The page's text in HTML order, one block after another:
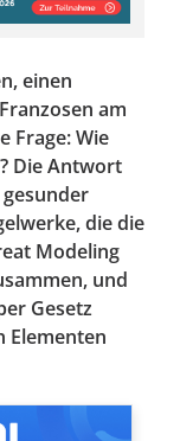
einen
am
Frage: Wie
Die Antwort
die die
Modeling
und
Gesetz
Elementen